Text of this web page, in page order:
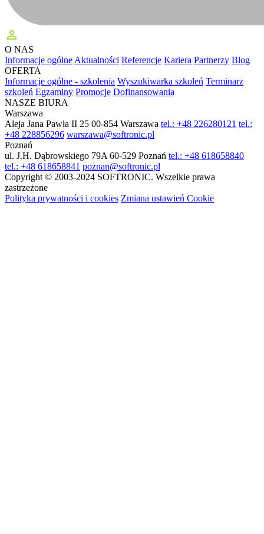
perm_identity
O NAS
Informacje ogólne Aktualności Referencje Kariera Partnerzy Blog
OFERTA
Informacje ogólne - szkolenia Wyszukiwarka szkoleń Terminarz
szkoleń Egzaminy Promocje Dofinansowania
NASZE BIURA
Warszawa
Aleja Jana Pawła II 25 00-854 Warszawa tel.: +48 226280121 tel.:
+48 228856296 warszawa@softronic.pl
Poznań
ul. J.H. Dąbrowskiego 79A 60-529 Poznań tel.: +48 618658840
tel.: +48 618658841 poznan@softronic.pl
Copyright © 2003-2024 SOFTRONIC. Wszelkie prawa
zastrzeżone
Polityka prywatności i cookies Zmiana ustawień Cookie